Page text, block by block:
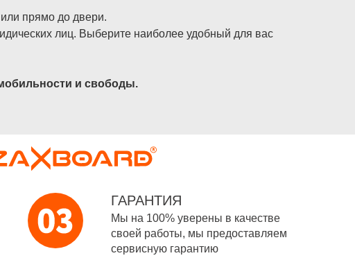
прямо до двери.
лиц. Выберите наиболее удобный для вас
и свободы.
ГАРАНТИЯ
Мы на 100% уверены в качестве
своей работы, мы предоставляем
сервисную гарантию